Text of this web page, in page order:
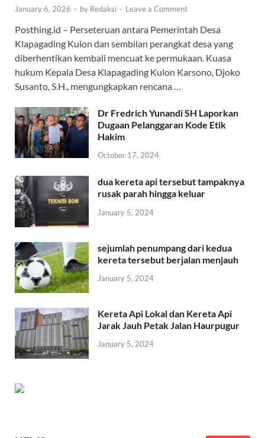
January 6, 2026 - by Redaksi - Leave a Comment
Posthing.id – Perseteruan antara Pemerintah Desa
Klapagading Kulon dan sembilan perangkat desa yang
diberhentikan kembali mencuat ke permukaan. Kuasa
hukum Kepala Desa Klapagading Kulon Karsono, Djoko
Susanto, S.H., mengungkapkan rencana …
Dr Fredrich Yunandi SH Laporkan
Dugaan Pelanggaran Kode Etik
Hakim
October 17, 2024
dua kereta api tersebut tampaknya
rusak parah hingga keluar
January 5, 2024
sejumlah penumpang dari kedua
kereta tersebut berjalan menjauh
January 5, 2024
Kereta Api Lokal dan Kereta Api
Jarak Jauh Petak Jalan Haurpugur
January 5, 2024